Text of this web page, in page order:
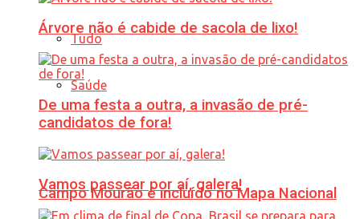
Tudo
Saúde
Campo Mourão é incluído no Mapa Nacional
Árvore não é cabide de sacola de lixo!
De uma festa a outra, a invasão de pré-
candidatos de fora!
Vamos passear por aí, galera!